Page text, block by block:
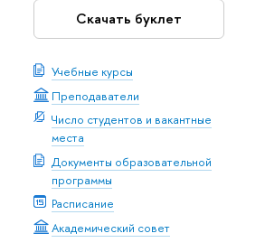
Скачать буклет
Учебные курсы
Преподаватели
Число студентов и вакантные
места
Документы образовательной
программы
Расписание
Академический совет